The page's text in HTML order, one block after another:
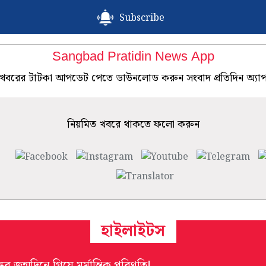
Subscribe
Sangbad Pratidin News App
টাটকা আপডেট পেতে ডাউনলোড করুন সংবাদ প্রতিদিন
নিয়মিত খবরে থাকতে ফলো করুন
হাইলাইটস